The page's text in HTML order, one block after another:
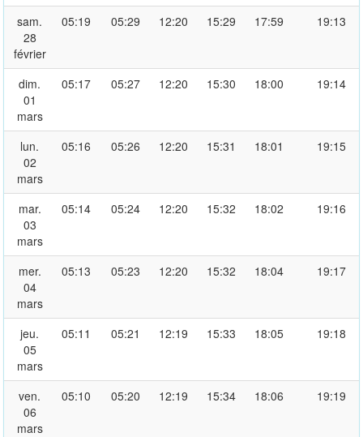
sam.
28
février
05:19 05:29 12:20 15:29 17:59 19:13
dim.
01
mars
05:17 05:27 12:20 15:30 18:00 19:14
lun.
02
mars
05:16 05:26 12:20 15:31 18:01 19:15
mar.
03
mars
05:14 05:24 12:20 15:32 18:02 19:16
mer.
04
mars
05:13 05:23 12:20 15:32 18:04 19:17
jeu.
05
mars
05:11 05:21 12:19 15:33 18:05 19:18
ven.
06
mars
05:10 05:20 12:19 15:34 18:06 19:19